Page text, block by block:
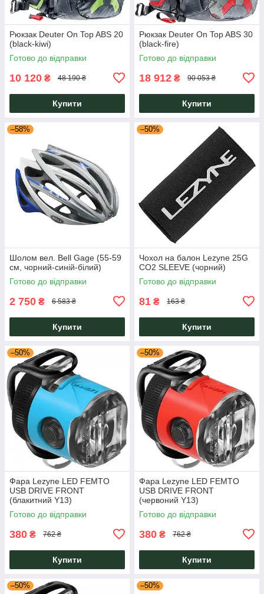
Рюкзак Deuter On Top ABS 20
(black-kiwi)
Готово до відправки
10 120 ₴ 48 190 ₴
Купити
Рюкзак Deuter On Top ABS 30
(black-fire)
Готово до відправки
18 912 ₴ 90 053 ₴
Купити
–58%
Шолом вел. Bell Gage (55-59
см, чорний-синій-білий)
Готово до відправки
2 750 ₴ 6 583 ₴
Купити
–50%
Чохол на балон Lezyne 25G
CO2 SLEEVE (чорний)
Готово до відправки
81 ₴ 163 ₴
Купити
–50%
Фара Lezyne LED FEMTO
USB DRIVE FRONT
(блакитний Y13)
Готово до відправки
380 ₴ 762 ₴
Купити
–50%
Фара Lezyne LED FEMTO
USB DRIVE FRONT
(червоний Y13)
Готово до відправки
380 ₴ 762 ₴
Купити
–50% –50%